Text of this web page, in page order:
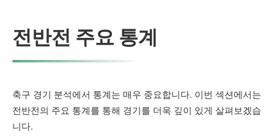
전반전 주요 통계
축구 경기 분석에서 통계는 매우 중요합니다. 이번 섹션에서는
전반전의 주요 통계를 통해 경기를 더욱 깊이 있게 살펴보겠습
니다.